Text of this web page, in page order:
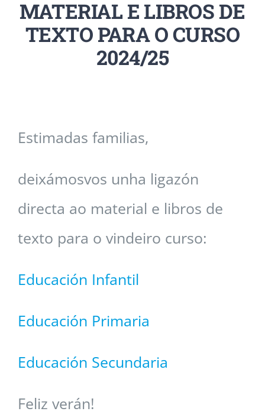
ALUMNADO
CONTACTO
MATERIAL E LIBROS DE
TEXTO PARA O CURSO
2024/25
Estimadas familias,
deixámosvos unha ligazón
directa ao material e libros de
texto para o vindeiro curso:
Educación Infantil
Educación Primaria
Educación Secundaria
Feliz verán!